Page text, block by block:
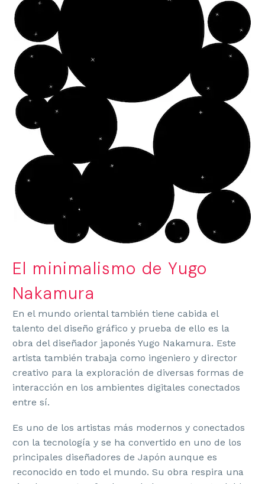
El minimalismo de Yugo
Nakamura
En el mundo oriental también tiene cabida el
talento del diseño gráfico y prueba de ello es la
obra del diseñador japonés Yugo Nakamura. Este
artista también trabaja como ingeniero y director
creativo para la exploración de diversas formas de
interacción en los ambientes digitales conectados
entre sí.
Es uno de los artistas más modernos y conectados
con la tecnología y se ha convertido en uno de los
principales diseñadores de Japón aunque es
reconocido en todo el mundo. Su obra respira una